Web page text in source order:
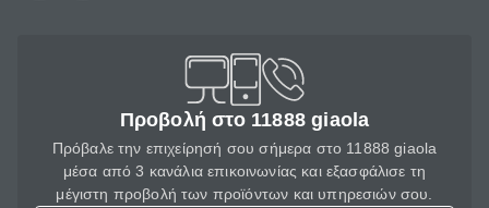
Προβολή στο 11888 giaola
Πρόβαλε την επιχείρησή σου σήμερα στο 11888 giaola
μέσα από 3 κανάλια επικοινωνίας και εξασφάλισε τη
μέγιστη προβολή των προϊόντων και υπηρεσιών σου.